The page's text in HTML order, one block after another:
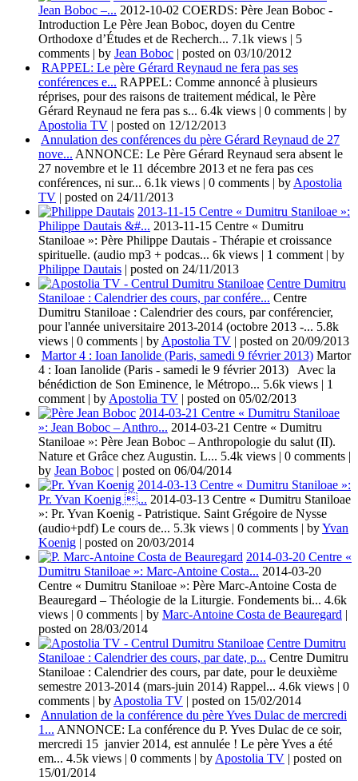
Jean Boboc –... 2012-10-02 COERDS: Père Jean Boboc -
Introduction Le Père Jean Boboc, doyen du Centre
Orthodoxe d’Études et de Recherch... 7.1k views | 5
comments | by Jean Boboc | posted on 03/10/2012
RAPPEL: Le père Gérard Reynaud ne fera pas ses
conférences e... RAPPEL: Comme annoncé à plusieurs
réprises, pour des raisons de traitement médical, le Père
Gérard Reynaud ne fera pas s... 6.4k views | 0 comments | by
Apostolia TV | posted on 12/12/2013
Annulation des conférences du père Gérard Reynaud de 27
nove... ANNONCE: Le Père Gérard Reynaud sera absent le
27 novembre et le 11 décembre 2013 et ne fera pas ces
conférences, ni sur... 6.1k views | 0 comments | by Apostolia
TV | posted on 24/11/2013
2013-11-15 Centre « Dumitru Staniloae »:
Philippe Dautais &#... 2013-11-15 Centre « Dumitru
Staniloae »: Père Philippe Dautais - Thérapie et croissance
spirituelle. (audio mp3 + podcas... 6k views | 1 comment | by
Philippe Dautais | posted on 24/11/2013
Centre Dumitru
Staniloae : Calendrier des cours, par confére... Centre
Dumitru Staniloae : Calendrier des cours, par conférencier,
pour l'année universitaire 2013-2014 (octobre 2013 -... 5.8k
views | 0 comments | by Apostolia TV | posted on 20/09/2013
Martor 4 : Ioan Ianolide (Paris, samedi 9 février 2013) Martor
4 : Ioan Ianolide (Paris - samedi le 9 février 2013) Avec la
bénédiction de Son Eminence, le Métropo... 5.6k views | 1
comment | by Apostolia TV | posted on 05/02/2013
2014-03-21 Centre « Dumitru Staniloae
»: Jean Boboc – Anthro... 2014-03-21 Centre « Dumitru
Staniloae »: Père Jean Boboc – Anthropologie du salut (II).
Nature et Grâce chez Augustin. L... 5.4k views | 0 comments |
by Jean Boboc | posted on 06/04/2014
2014-03-13 Centre « Dumitru Staniloae »:
Pr. Yvan Koenig ... 2014-03-13 Centre « Dumitru Staniloae
»: Pr. Yvan Koenig - Patristique. Saint Grégoire de Nysse
(audio+pdf) Le cours de... 5.3k views | 0 comments | byYvan
Koenig | posted on 20/03/2014
2014-03-20 Centre «
Dumitru Staniloae »: Marc-Antoine Costa... 2014-03-20
Centre « Dumitru Staniloae »: Père Marc-Antoine Costa de
Beauregard – Théologie de la Liturgie. Fondements bi... 4.6k
views | 0 comments | by Marc-Antoine Costa de Beauregard |
posted on 28/03/2014
Centre Dumitru
Staniloae : Calendrier des cours, par date, p... Centre Dumitru
Staniloae : Calendrier des cours, par date, pour le deuxième
semestre 2013-2014 (mars-juin 2014) Rappel... 4.6k views | 0
comments | by Apostolia TV | posted on 15/02/2014
Annulation de la conférence du père Yves Dulac de mercredi
1... ANNONCE: La conférence du P. Yves Dulac de ce soir,
mercredi 15 janvier 2014, est annulée ! Le père Yves a été
em... 4.5k views | 0 comments | by Apostolia TV | posted on
15/01/2014